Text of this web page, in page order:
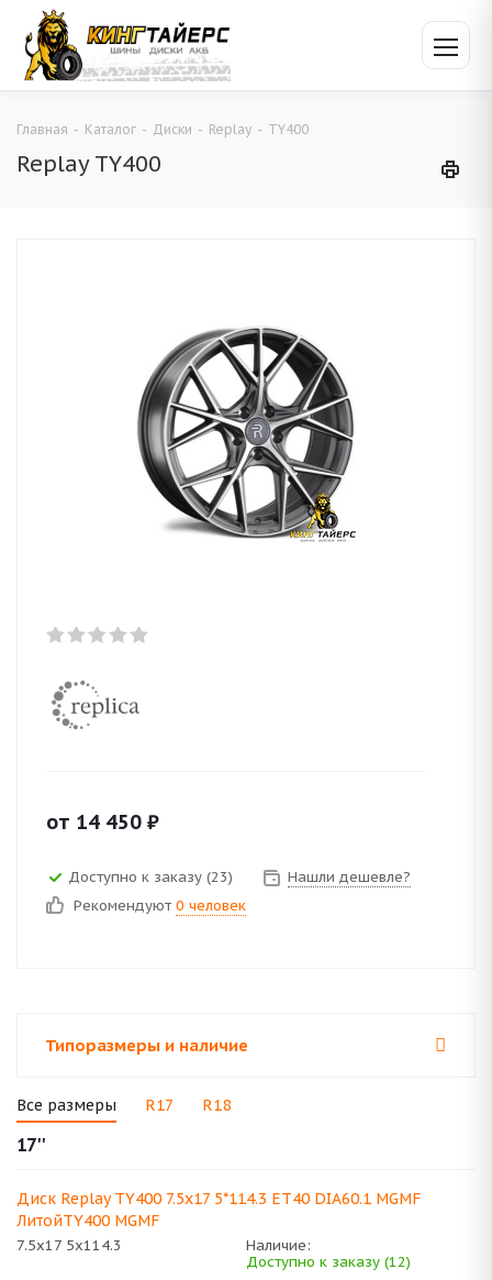
Главная - Каталог - Диски - Replay - TY400
Replay TY400
от 14 450 ₽
Доступно к заказу (23)
Нашли дешевле?
Рекомендуют 0 человек
Типоразмеры и наличие
Все размеры R17 R18
17''
Диск Replay TY400 7.5x17 5*114.3 ET40 DIA60.1 MGMF
ЛитойTY400 MGMF
7.5x17 5x114.3
Наличие:
Доступно к заказу (12)